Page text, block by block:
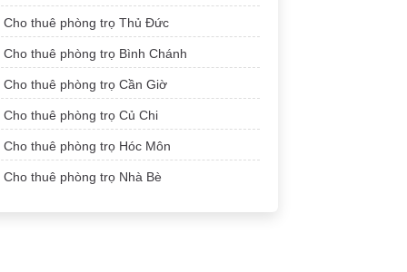
Cho thuê phòng trọ Thủ Đức
Cho thuê phòng trọ Bình Chánh
Cho thuê phòng trọ Cần Giờ
Cho thuê phòng trọ Củ Chi
Cho thuê phòng trọ Hóc Môn
Cho thuê phòng trọ Nhà Bè